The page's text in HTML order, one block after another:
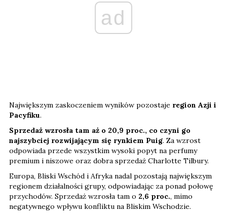
ad
Największym zaskoczeniem wyników pozostaje region Azji i
Pacyfiku.
Sprzedaż wzrosła tam aż o 20,9 proc., co czyni go
najszybciej rozwijającym się rynkiem Puig. Za wzrost
odpowiada przede wszystkim wysoki popyt na perfumy
premium i niszowe oraz dobra sprzedaż Charlotte Tilbury.
Europa, Bliski Wschód i Afryka nadal pozostają największym
regionem działalności grupy, odpowiadając za ponad połowę
przychodów. Sprzedaż wzrosła tam o 2,6 proc., mimo
negatywnego wpływu konfliktu na Bliskim Wschodzie.